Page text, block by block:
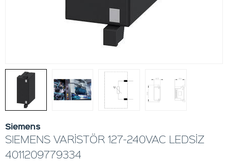
Siemens
SIEMENS VARİSTÖR 127-240VAC LEDSİZ
4011209779334